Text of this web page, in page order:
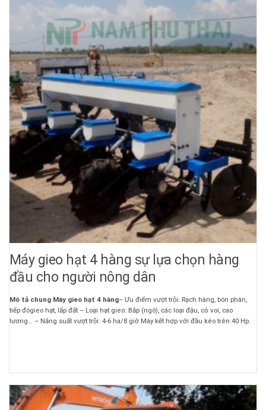
Máy gieo hạt 4 hàng sự lựa chọn hàng
đầu cho người nông dân
Mô tả chung Máy gieo hạt 4 hàng– Ưu điểm vượt trội: Rạch hàng, bón phân,
tiếp đógieo hạt, lấp đất – Loại hạt gieo: Bắp (ngô), các loại đậu, cỏ voi, cao
lương… – Năng suất vượt trội: 4-6 ha/8 giờ Máy kết hợp với đầu kéo trên 40 Hp.